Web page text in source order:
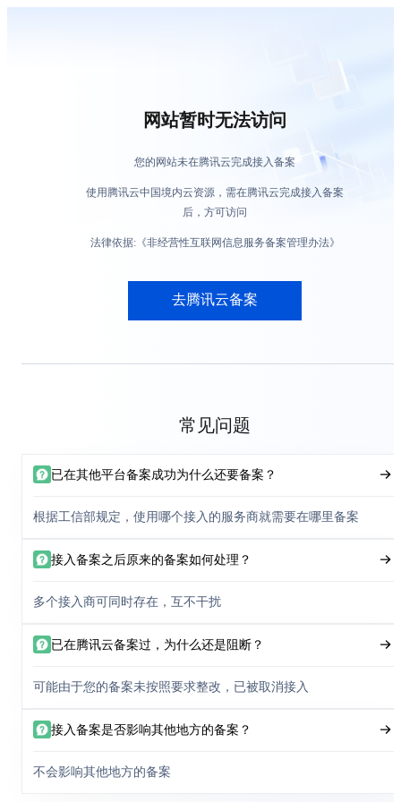
网站暂时无法访问
您的网站未在腾讯云完成接入备案
使用腾讯云中国境内云资源，需在腾讯云完成接入备案
后，方可访问
法律依据:《非经营性互联网信息服务备案管理办法》
去腾讯云备案
常见问题
已在其他平台备案成功为什么还要备案？
根据工信部规定，使用哪个接入的服务商就需要在哪里备案
接入备案之后原来的备案如何处理？
多个接入商可同时存在，互不干扰
已在腾讯云备案过，为什么还是阻断？
可能由于您的备案未按照要求整改，已被取消接入
接入备案是否影响其他地方的备案？
不会影响其他地方的备案